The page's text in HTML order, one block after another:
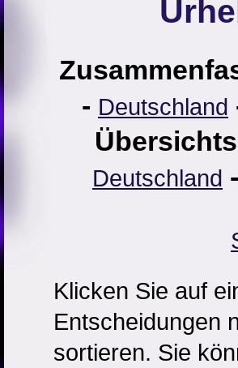
- Deutschland
Deutschland
Klicken Sie auf
Entscheidungen
sortieren. Sie